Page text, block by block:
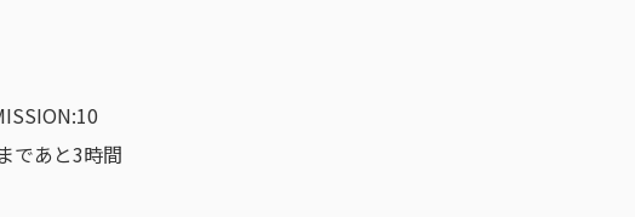
であと3時間